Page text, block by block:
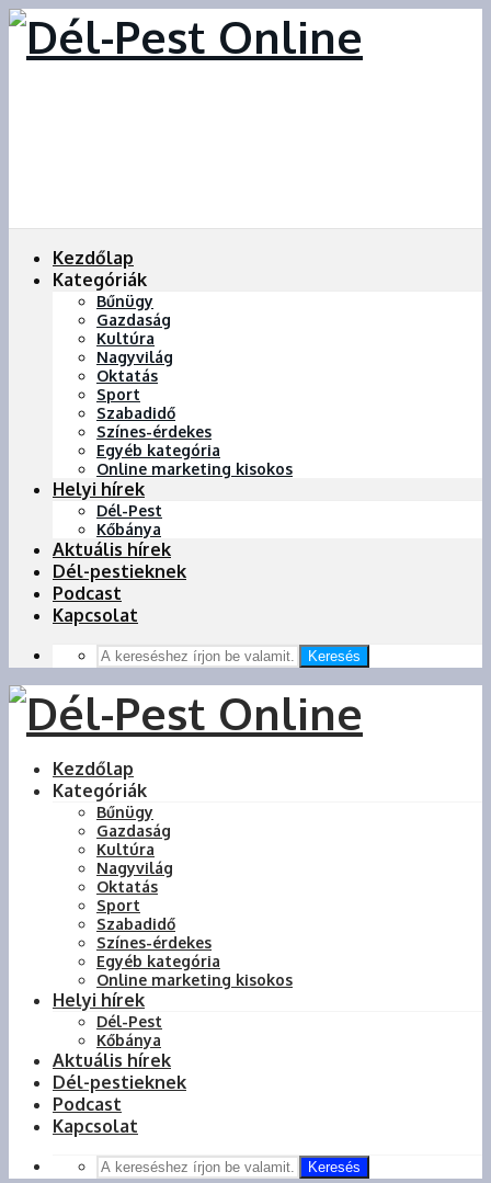
Kezdőlap
Kategóriák
Bűnügy
Gazdaság
Kultúra
Nagyvilág
Oktatás
Sport
Szabadidő
Színes-érdekes
Egyéb kategória
Online marketing kisokos
Helyi hírek
Dél-Pest
Kőbánya
Aktuális hírek
Dél-pestieknek
Podcast
Kapcsolat
Keresés
Kezdőlap
Kategóriák
Bűnügy
Gazdaság
Kultúra
Nagyvilág
Oktatás
Sport
Szabadidő
Színes-érdekes
Egyéb kategória
Online marketing kisokos
Helyi hírek
Dél-Pest
Kőbánya
Aktuális hírek
Dél-pestieknek
Podcast
Kapcsolat
Keresés